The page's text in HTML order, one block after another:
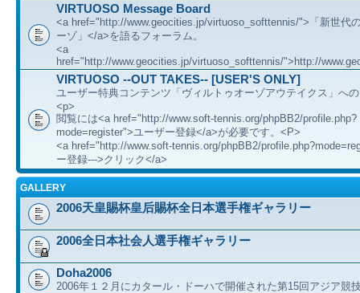
VIRTUOSO Message Board
<a href="http://www.geocities.jp/virtuoso_softtennis/">「新世代
ーゾ」</a>を語るフォーラム。
<a
href="http://www.geocities.jp/virtuoso_softtennis/">http://
VIRTUOSO --OUT TAKES-- [USER'S ONLY]
ユーザー特典コンテンツ「ヴィルトゥオーゾアウテイクス」へ
<p>
閲覧には<a href="http://www.soft-tennis.org/phpBB2/profile.php?
mode=register">ユーザー登録</a>が必要です。<P>
<a href="http://www.soft-tennis.org/phpBB2/
ー登録--->クリック</a>
GALLERY
2006天皇賜杯皇后賜杯全日本選手権ギャラリー
2006全日本社会人選手権ギャラリー
Doha2006
2006年１２月にカタール・ドーハで開催された第15回アジア競